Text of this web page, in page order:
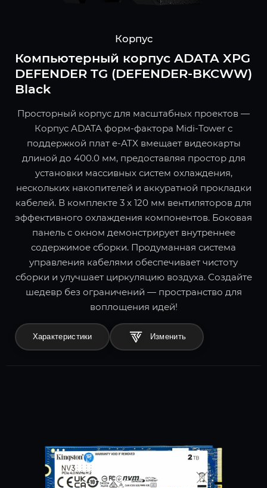
Корпус
Компьютерный корпус ADATA XPG
DEFENDER TG (DEFENDER-BKCWW)
Black
Просторный корпус для масштабных проектов —
Корпус ADATA форм-фактора Midi-Tower с
поддержкой плат e-ATX вмещает видеокарты
длиной до 400.0 мм, предоставляя простор для
установки массивных систем охлаждения,
нескольких накопителей и аккуратной прокладки
кабелей. В комплекте 3 x 120 мм вентиляторов для
эффективного охлаждения компонентов. Боковая
панель с окном демонстрирует внутреннее
содержимое сборки. Продуманная система
управления кабелями обеспечивает чистоту
сборки и улучшает циркуляцию воздуха. Создайте
шедевр без ограничений — пространство для
воплощения идей!
Характеристики